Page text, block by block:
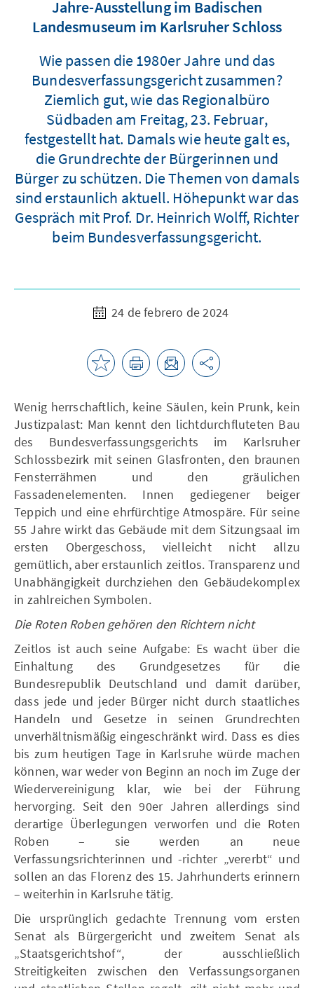
Jahre-Ausstellung im Badischen
Landesmuseum im Karlsruher Schloss
Wie passen die 1980er Jahre und das
Bundesverfassungsgericht zusammen?
Ziemlich gut, wie das Regionalbüro
Südbaden am Freitag, 23. Februar,
festgestellt hat. Damals wie heute galt es,
die Grundrechte der Bürgerinnen und
Bürger zu schützen. Die Themen von damals
sind erstaunlich aktuell. Höhepunkt war das
Gespräch mit Prof. Dr. Heinrich Wolff, Richter
beim Bundesverfassungsgericht.
24 de febrero de 2024
Wenig herrschaftlich, keine Säulen, kein Prunk, kein
Justizpalast: Man kennt den lichtdurchfluteten Bau
des Bundesverfassungsgerichts im Karlsruher
Schlossbezirk mit seinen Glasfronten, den braunen
Fensterrähmen und den gräulichen
Fassadenelementen. Innen gediegener beiger
Teppich und eine ehrfürchtige Atmospäre. Für seine
55 Jahre wirkt das Gebäude mit dem Sitzungsaal im
ersten Obergeschoss, vielleicht nicht allzu
gemütlich, aber erstaunlich zeitlos. Transparenz und
Unabhängigkeit durchziehen den Gebäudekomplex
in zahlreichen Symbolen.
Die Roten Roben gehören den Richtern nicht
Zeitlos ist auch seine Aufgabe: Es wacht über die
Einhaltung des Grundgesetzes für die
Bundesrepublik Deutschland und damit darüber,
dass jede und jeder Bürger nicht durch staatliches
Handeln und Gesetze in seinen Grundrechten
unverhältnismäßig eingeschränkt wird. Dass es dies
bis zum heutigen Tage in Karlsruhe würde machen
können, war weder von Beginn an noch im Zuge der
Wiedervereinigung klar, wie bei der Führung
hervorging. Seit den 90er Jahren allerdings sind
derartige Überlegungen verworfen und die Roten
Roben – sie werden an neue
Verfassungsrichterinnen und -richter „vererbt“ und
sollen an das Florenz des 15. Jahrhunderts erinnern
– weiterhin in Karlsruhe tätig.
Die ursprünglich gedachte Trennung vom ersten
Senat als Bürgergericht und zweitem Senat als
„Staatsgerichtshof“, der ausschließlich
Streitigkeiten zwischen den Verfassungsorganen